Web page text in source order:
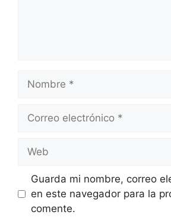
Nombre
Correo
Web
Guarda mi nombre, correo
en este navegador para la
comente.